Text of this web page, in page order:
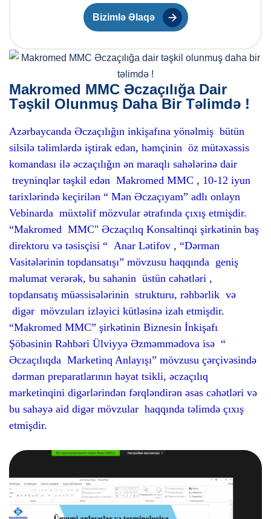
Bizimlə Əlaqə
Makromed MMC Əczaçılığa Dair
Təşkil Olunmuş Daha Bir Təlimdə !
Azərbaycanda Əczaçılığın inkişafına yönəlmiş bütün
silsilə təlimlərdə iştirak edən, həmçinin öz mütəxəssis
komandası ilə əczaçılığın ən maraqlı sahələrinə dair
treyninqlər təşkil edən Makromed MMC , 10-12 iyun
tarixlərində keçirilən “ Mən Əczaçıyam” adlı onlayn
Vebinarda müxtəlif mözvular ətrafında çıxış etmişdir.
“Makromed MMC" Əczaçılıq Konsaltinqi şirkətinin baş
direktoru və təsisçisi “ Anar Lətifov , “Dərman
Vasitələrinin topdansatışı” mövzusu haqqında geniş
məlumat verərək, bu sahənin üstün cəhətləri ,
topdansatış müəssisələrinin strukturu, rəhbərlik və
digər mövzuları izləyici kütləsinə izah etmişdir.
“Makromed MMC” şirkətinin Biznesin İnkişafı
Şöbəsinin Rəhbəri Ülviyyə Əzməmmədova isə “
Əczaçılıqda Marketinq Anlayışı” mövzusu çərçivəsində
dərman preparatlarının həyat tsikli, əczaçılıq
marketinqini digərlərindən fərqləndirən əsas cəhətləri və
bu sahəyə aid digər mövzular haqqında təlimdə çıxış
etmişdir.